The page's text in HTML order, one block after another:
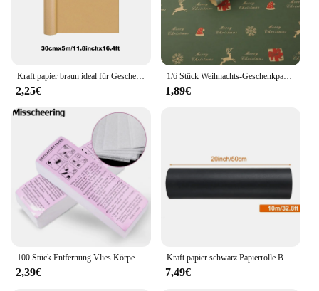
Kraft papier braun ideal für Geschenk verpackung Verpackungs rolle für bewegliche Kunst handwerk Versand Bodenbelag Wand 100% recyceltes Material
2,25€
1/6 Stück Weihnachts-Geschenkpapier, Vintage-Stil, Kraftpapier, Festival, Geschenkpapier mit Weihnachtsbaum-Schneeflockenmustern für Geschenkverpackung, Dekoration
1,89€
100 Stück Entfernung Vlies Körper Tuch Haar entfernen Wachspapier Rollen hochwertige Haarentfernung Epilierer Wachsstreifen Papier
2,39€
Kraft papier schwarz Papierrolle Bau Poster Board Verpackung Kunst papierrolle Bulletin Board Geschenk verpackung Öko-Freund Papiere
7,49€